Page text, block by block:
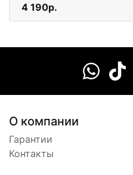
4 190р.
О компании
Гарантии
Контакты